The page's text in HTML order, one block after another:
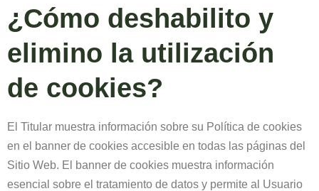
¿Cómo deshabilito y
elimino la utilización
de cookies?
El Titular muestra información sobre su Política de cookies
en el banner de cookies accesible en todas las páginas del
Sitio Web. El banner de cookies muestra información
esencial sobre el tratamiento de datos y permite al Usuario